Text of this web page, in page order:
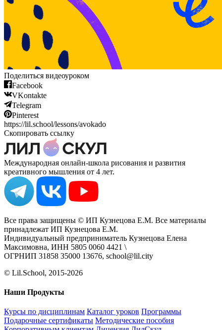
Поделиться видеоуроком
Facebook
VKontakte
Telegram
Pinterest
https://lil.school/lessons/avokado
Скопировать ссылку
Международная онлайн-школа рисования и развития
креативного мышления от 4 лет.
Все права защищены © ИП Кузнецова Е.М. Все материалы
принадлежат ИП Кузнецова Е.М.
Индивидуальный предприниматель Кузнецова Елена
Максимовна, ИНН 5805 0060 4421 \
ОГРНИП 31858 35000 13676, school@lil.city
© Lil.School, 2015‐2026
Наши Продукты
Курсы по дисциплинам Каталог уроков Программы
Подарочные сертификаты Методические пособия